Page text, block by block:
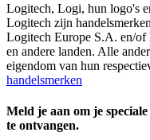
Logitech, Logi, hun logo's
Logitech zijn
Logitech Europe S.A. en/of
en andere landen. Alle
eigendom van hun
handelsmerken
Meld je aan om je
te ontvangen.